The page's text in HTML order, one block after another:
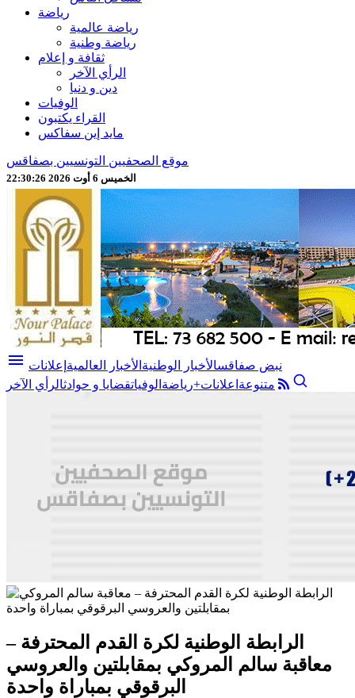
رياضة
رياضة عالمية
رياضة وطنية
ثقافة و إعلام
الرأي الآخر
دين و دنيا
الوفيات
القراء يكتبون
مايد إين سفاكس
موقع الصحفيين التونسيين بصفاقس
الخميس 6 أوت 2026 22:30:28
menu نبض صفاقسالأخبار الوطنية الأخبار العالمية إعلانات
متنوعة اعلانات+رياضة الوفياتقضايا و حوادثالرأي الآخر
الرابطة الوطنية لكرة القدم المحترفة –
معاقبة سالم المروكي بمقابلتين والعروسي
البرقوقي بمباراة واحدة